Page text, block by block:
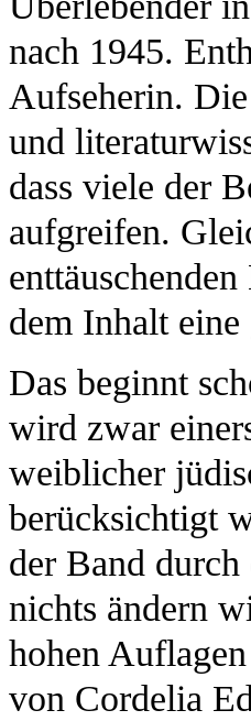
nach 1945.
Aufseherin.
und
dass viele der
aufgreifen.
dem Inhalt
Das beginnt
wird zwar
weiblicher
berücksichtigt
der Band durch
nichts ändern
hohen
von Cordelia